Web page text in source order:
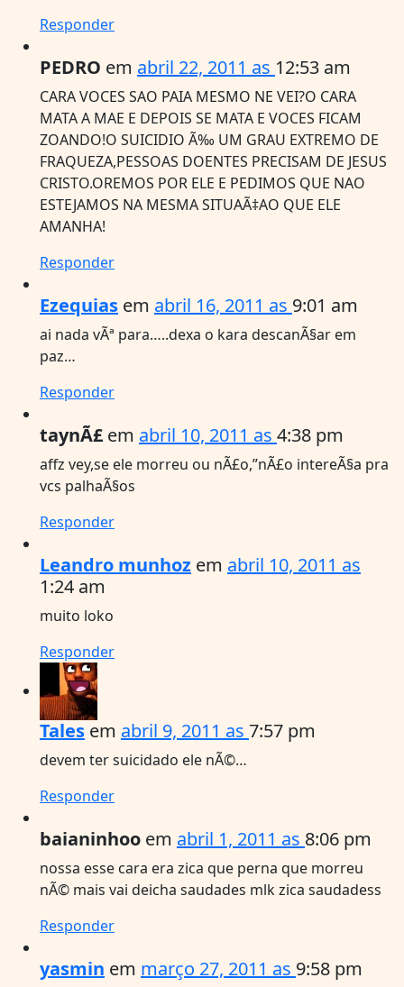
Responder
PEDRO em abril 22, 2011 as 12:53 am
CARA VOCES SAO PAIA MESMO NE VEI?O CARA
MATA A MAE E DEPOIS SE MATA E VOCES FICAM
ZOANDO!O SUICIDIO Ã‰ UM GRAU EXTREMO DE
FRAQUEZA,PESSOAS DOENTES PRECISAM DE JESUS
CRISTO.OREMOS POR ELE E PEDIMOS QUE NAO
ESTEJAMOS NA MESMA SITUAÃ‡AO QUE ELE
AMANHA!
Responder
Ezequias em abril 16, 2011 as 9:01 am
ai nada vÃª para…..dexa o kara descanÃ§ar em
paz…
Responder
taynÃ£ em abril 10, 2011 as 4:38 pm
affz vey,se ele morreu ou nÃ£o,”nÃ£o intereÃ§a pra
vcs palhaÃ§os
Responder
Leandro munhoz em abril 10, 2011 as
1:24 am
muito loko
Responder
Tales em abril 9, 2011 as 7:57 pm
devem ter suicidado ele nÃ©…
Responder
baianinhoo em abril 1, 2011 as 8:06 pm
nossa esse cara era zica que perna que morreu
nÃ© mais vai deicha saudades mlk zica saudadess
Responder
yasmin em março 27, 2011 as 9:58 pm